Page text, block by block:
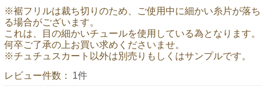
※裾フリルは裁ち切りのため、ご使用中に細かい糸片が落ち
る場合がございます。
これは、目の細かいチュールを使用している為となります。
何卒ご了承の上お買い求めくださいませ。
※チュチュスカート以外は別売りもしくはサンプルです。
レビュー件数：
1件